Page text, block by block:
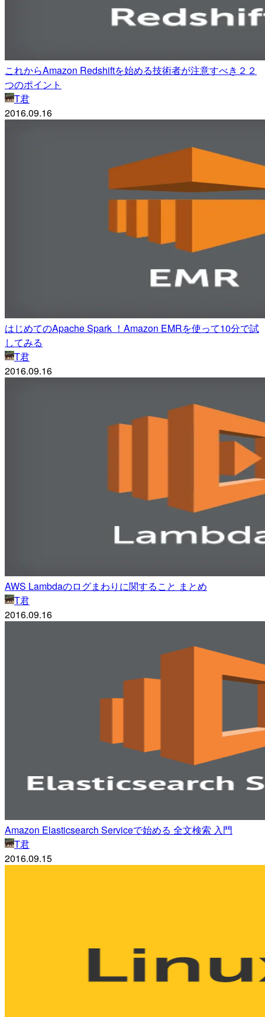
これからAmazon Redshiftを始める技術者が注意すべき２２
つのポイント
T君
2016.09.16
はじめてのApache Spark ！Amazon EMRを使って10分で試
してみる
T君
2016.09.16
AWS Lambdaのログまわりに関すること まとめ
T君
2016.09.16
Amazon Elasticsearch Serviceで始める 全文検索 入門
T君
2016.09.15